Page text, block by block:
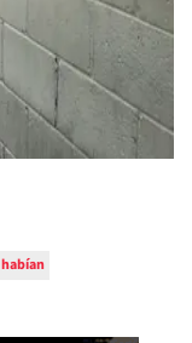
habían